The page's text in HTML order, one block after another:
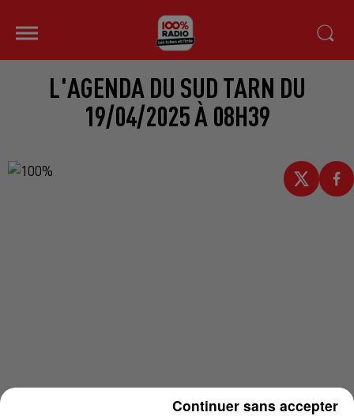
L'AGENDA DU SUD TARN DU
19/04/2025 À 08H39
Continuer sans accepter